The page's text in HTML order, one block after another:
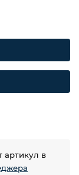
артикул в